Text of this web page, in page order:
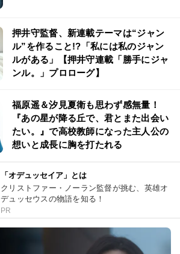
押井守監督、新連載テーマは“ジャン
ル”を作ること!?「私には私のジャン
ルがある」【押井守連載「勝手にジャ
ンル。」プロローグ】
福原遥＆汐見夏衛も思わず感無量！
『あの星が降る丘で、君とまた出会い
たい。』で高校教師になった主人公の
想いと成長に胸を打たれる
「オデュッセイア」とは
クリストファー・ノーラン監督が挑む、英雄オ
デュッセウスの物語を知る！
PR